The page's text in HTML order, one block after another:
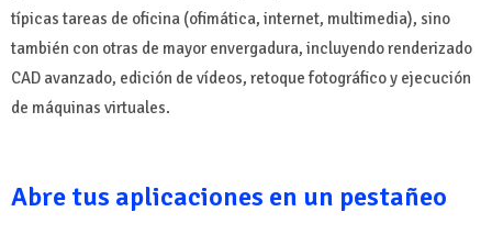
típicas tareas de oficina (ofimática, internet, multimedia), sino
también con otras de mayor envergadura, incluyendo renderizado
CAD avanzado, edición de vídeos, retoque fotográfico y ejecución
de máquinas virtuales.
Abre tus aplicaciones en un pestañeo